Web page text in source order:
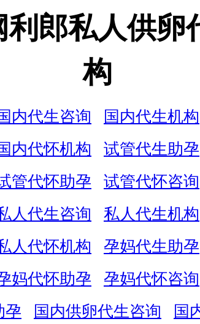
郎私人供卵
构
内代生咨询 国内代生机构
内代怀机构 试管代生助孕
管代怀助孕 试管代怀咨询
人代生咨询 私人代生机构
人代怀机构 孕妈代生助孕
妈代怀助孕 孕妈代怀咨询
孕
国内供卵代生咨询
国